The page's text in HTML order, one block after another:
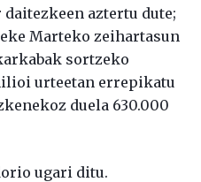
aztertu dute;
Marteko zeihartasun
sortzeko
urteetan errepikatu
duela 630.000
ugari ditu.